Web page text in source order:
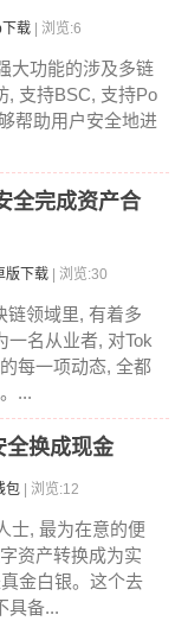
载 | 浏览:6
大功能的涉及多链
, 支持BSC, 支持Po
帮助用户安全地进
全完成资产合
版下载 | 浏览:30
链领域里, 有着多
一名从业者, 对Tok
每一项动态, 全都
...
换成现金
包 | 浏览:12
士, 最为在意的便
资产转换成为实
金白银。这个去
具备...